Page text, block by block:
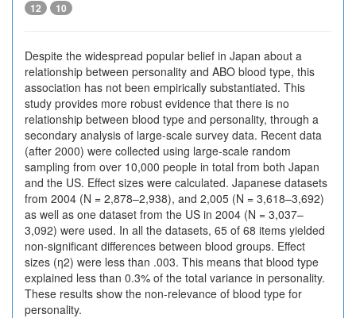
12 10
Despite the widespread popular belief in Japan about a
relationship between personality and ABO blood type, this
association has not been empirically substantiated. This
study provides more robust evidence that there is no
relationship between blood type and personality, through a
secondary analysis of large-scale survey data. Recent data
(after 2000) were collected using large-scale random
sampling from over 10,000 people in total from both Japan
and the US. Effect sizes were calculated. Japanese datasets
from 2004 (N = 2,878–2,938), and 2,005 (N = 3,618–3,692)
as well as one dataset from the US in 2004 (N = 3,037–
3,092) were used. In all the datasets, 65 of 68 items yielded
non-significant differences between blood groups. Effect
sizes (η2) were less than .003. This means that blood type
explained less than 0.3% of the total variance in personality.
These results show the non-relevance of blood type for
personality.